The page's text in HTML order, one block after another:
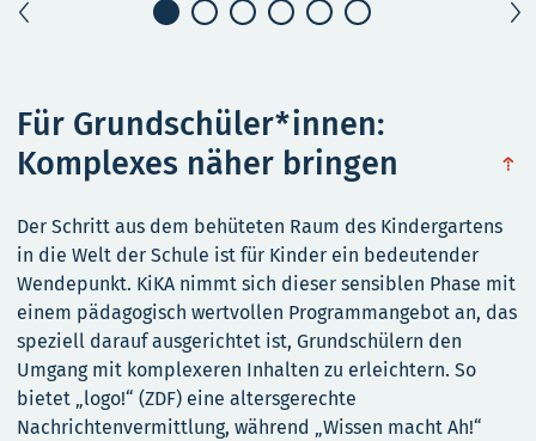
Für Grundschüler*innen:
Komplexes näher bringen
Der Schritt aus dem behüteten Raum des Kindergartens
in die Welt der Schule ist für Kinder ein bedeutender
Wendepunkt. KiKA nimmt sich dieser sensiblen Phase mit
einem pädagogisch wertvollen Programmangebot an, das
speziell darauf ausgerichtet ist, Grundschülern den
Umgang mit komplexeren Inhalten zu erleichtern. So
bietet „logo!“ (ZDF) eine altersgerechte
Nachrichtenvermittlung, während „Wissen macht Ah!“